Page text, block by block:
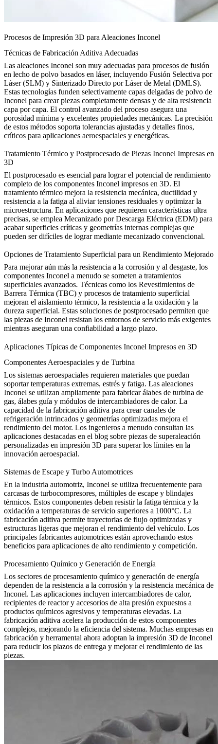
Procesos de Impresión 3D para Aleaciones Inconel
Técnicas de Fabricación Aditiva Adecuadas
Las aleaciones Inconel son muy adecuadas para procesos de fusión
en lecho de polvo basados en láser, incluyendo Fusión Selectiva por
Láser (SLM) y Sinterizado Directo por Láser de Metal (DMLS).
Estas tecnologías funden selectivamente capas delgadas de polvo de
Inconel para crear piezas completamente densas y de alta resistencia
capa por capa. El control avanzado del proceso asegura una
porosidad mínima y excelentes propiedades mecánicas. La precisión
de estos métodos soporta tolerancias ajustadas y detalles finos,
críticos para aplicaciones aeroespaciales y energéticas.
Tratamiento Térmico y Postprocesado de Piezas Inconel Impresas en
3D
El postprocesado es esencial para lograr el potencial de rendimiento
completo de los componentes Inconel impresos en 3D. El
tratamiento térmico mejora la resistencia mecánica, ductilidad y
resistencia a la fatiga al aliviar tensiones residuales y optimizar la
microestructura. En aplicaciones que requieren características ultra
precisas, se emplea Mecanizado por Descarga Eléctrica (EDM) para
acabar superficies críticas y geometrías internas complejas que
pueden ser difíciles de lograr mediante mecanizado convencional.
Opciones de Tratamiento Superficial para un Rendimiento Mejorado
Para mejorar aún más la resistencia a la corrosión y al desgaste, los
componentes Inconel a menudo se someten a tratamientos
superficiales avanzados. Técnicas como los Revestimientos de
Barrera Térmica (TBC) y procesos de tratamiento superficial
mejoran el aislamiento térmico, la resistencia a la oxidación y la
dureza superficial. Estas soluciones de postprocesado permiten que
las piezas de Inconel resistan los entornos de servicio más exigentes
mientras aseguran una confiabilidad a largo plazo.
Aplicaciones Típicas de Componentes Inconel Impresos en 3D
Componentes Aeroespaciales y de Turbina
Los sistemas aeroespaciales requieren materiales que puedan
soportar temperaturas extremas, estrés y fatiga. Las aleaciones
Inconel se utilizan ampliamente para fabricar álabes de turbina de
gas, álabes guía y módulos de intercambiadores de calor. La
capacidad de la fabricación aditiva para crear canales de
refrigeración intrincados y geometrías optimizadas mejora el
rendimiento del motor. Los ingenieros a menudo consultan las
aplicaciones destacadas en el blog sobre piezas de superaleación
personalizadas en impresión 3D para superar los límites en la
innovación aeroespacial.
Sistemas de Escape y Turbo Automotrices
En la industria automotriz, Inconel se utiliza frecuentemente para
carcasas de turbocompresores, múltiples de escape y blindajes
térmicos. Estos componentes deben resistir la fatiga térmica y la
oxidación a temperaturas de servicio superiores a 1000°C. La
fabricación aditiva permite trayectorias de flujo optimizadas y
estructuras ligeras que mejoran el rendimiento del vehículo. Los
principales fabricantes automotrices están aprovechando estos
beneficios para aplicaciones de alto rendimiento y competición.
Procesamiento Químico y Generación de Energía
Los sectores de procesamiento químico y generación de energía
dependen de la resistencia a la corrosión y la resistencia mecánica de
Inconel. Las aplicaciones incluyen intercambiadores de calor,
recipientes de reactor y accesorios de alta presión expuestos a
productos químicos agresivos y temperaturas elevadas. La
fabricación aditiva acelera la producción de estos componentes
complejos, mejorando la eficiencia del sistema. Muchas empresas en
fabricación y herramental ahora adoptan la impresión 3D de Inconel
para reducir los plazos de entrega y mejorar el rendimiento de las
piezas.